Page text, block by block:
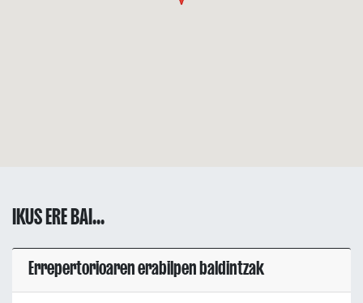
IKUS ERE BAI...
Errepertorioaren erabilpen baldintzak